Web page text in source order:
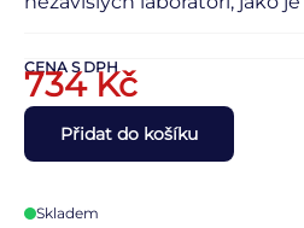
CENA S DPH
734Kč
Přidat do košíku
Skladem